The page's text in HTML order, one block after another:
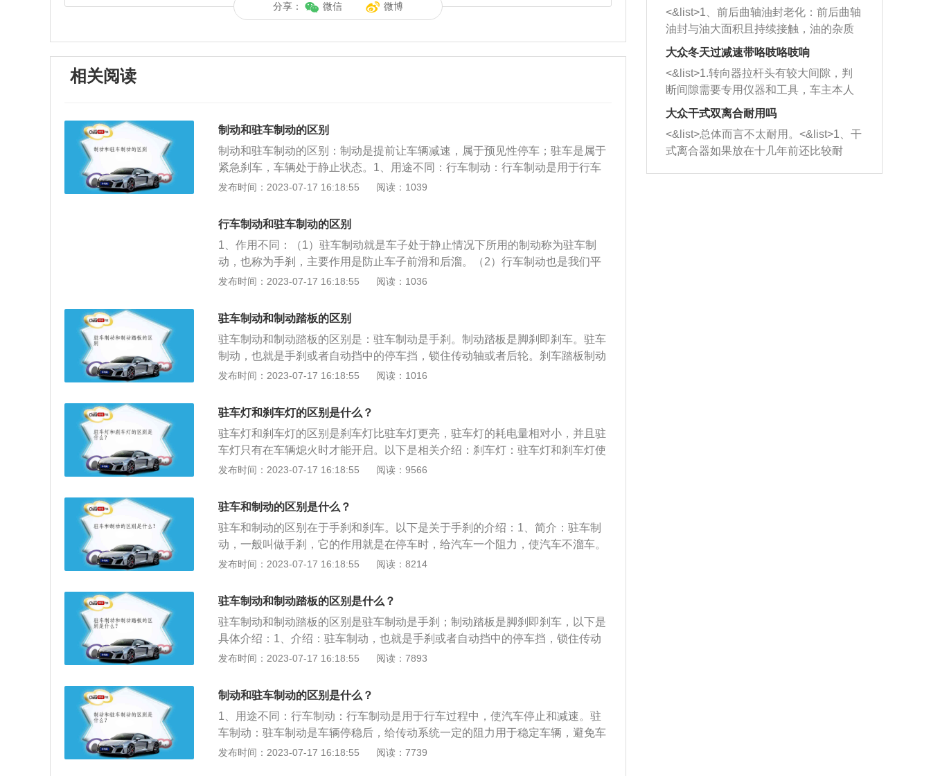
分享： 微信 微博
相关阅读
制动和驻车制动的区别
制动和驻车制动的区别：制动是提前让车辆减速，属于预见性停车；驻车是属于
紧急刹车，车辆处于静止状态。1、用途不同：行车制动：行车制动是用于行车
过程中，使汽车停止和减速。驻车制动：驻车制动是车辆停稳后，给传动系统一
成安全事故。2、阻力大小不同：因为驻车制动控制车辆静止不进行滑行，所以
驻车制动比行车制动过程中需要的阻力小。3、原理不同：驻车制动：在斜坡起
步时需要依靠驾驶者通过手动释放手制动或者熟练的油门、离合配合来舒畅起
步。行车制动：因为变速箱的存在，要根据不同的档位变速比不同做相应调节，
档位越高变速比越小。4、制动效果不同：驻车制动：只有两个后轮有刹车效
子都有刹车效果。5、操作不同：行车制动：行车制动需要使用脚刹，使得在前
进的过程中减速。驻车制动：驻车制动需要使用手刹或者自动档中的停车档，来
锁住传动轴或者后轮。
发布时间：2023-07-17 16:18:55 阅读：1039
行车制动和驻车制动的区别
1、作用不同：（1）驻车制动就是车子处于静止情况下所用的制动称为驻车制
动，也称为手刹，主要作用是防止车子前滑和后溜。（2）行车制动也是我们平
常所说的刹车，主要作用是减速和停车，行驶过程中所用的刹车称为行车制动。
或者熟练的油门、离合配合来舒畅起步。（2）行车制动因为变速箱的存在，要
根据不同的档位变速比不同做相应调节，档位越高变速比越小。3、制动效果不
同：（1）驻车制动只有两个后轮有刹车效果。（2）行车制动是车辆在行驶过程
中使用的制动，行车制动属于液压刹，四个轮子都有刹车效果。
发布时间：2023-07-17 16:18:55 阅读：1036
驻车制动和制动踏板的区别
驻车制动和制动踏板的区别是：驻车制动是手刹。制动踏板是脚刹即刹车。驻车
制动，也就是手刹或者自动挡中的停车挡，锁住传动轴或者后轮。刹车踏板制动
是驾驶员通过踩踏脚刹降低车辆的车速。以下是驻车制动的作用：1、AUTOHOL
控制单元通过离合器距离传感器，离合器捏合速度传感器，油门踏板传感器等提
供的信息通过计算，当驱动力大于行驶阻力时自动释放驻车制动，从而使汽车能
够平稳起步。3、在市区驾车时，面对频繁的塞车，启用AUTOHOLD自动驻车功
能，避免了停车再起步时造成的熄火现象。
发布时间：2023-07-17 16:18:55 阅读：1016
驻车灯和刹车灯的区别是什么？
驻车灯和刹车灯的区别是刹车灯比驻车灯更亮，驻车灯的耗电量相对小，并且驻
车灯只有在车辆熄火时才能开启。以下是相关介绍：刹车灯：驻车灯和刹车灯使
用的不是同一个灯泡，刹车灯的面积更大，并且光线穿透能力更强，和雾灯一
示宽灯是行车时开启。驻车灯通过转向灯控制杆开启，车辆熄火后拨动转向灯控
制杆即可开启。
发布时间：2023-07-17 16:18:55 阅读：9566
驻车和制动的区别是什么？
驻车和制动的区别在于手刹和刹车。以下是关于手刹的介绍：1、简介：驻车制
动，一般叫做手刹，它的作用就是在停车时，给汽车一个阻力，使汽车不溜车。
驻车制动，也就是手刹或者自动档中的停车档，锁住传动轴或者后轮。2、优
门、离合配合来舒畅起步。这一配置对于那些经常在城市里走走停停的车主来说
确实实用,同时也减少了大家由于麻痹大意造成的一些不必要的事故。
发布时间：2023-07-17 16:18:55 阅读：8214
驻车制动和制动踏板的区别是什么？
驻车制动和制动踏板的区别是驻车制动是手刹；制动踏板是脚刹即刹车，以下是
具体介绍：1、介绍：驻车制动，也就是手刹或者自动挡中的停车挡，锁住传动
轴或者后轮。刹车踏板制动是驾驶员通过踩踏脚刹降低车辆的车速。2、工作原
起动时，驻车控制单元通过离合器距离传感器，离合器捏合速度传感器，油门踏
板传感器等提供的信息通过计算，当驱动力大于行驶阻力时自动释放驻车制动，
从而使汽车能够平稳起步。在市区驾车时，面对频繁的塞车，启用AUTO-HOLD
自动驻车功能，避免了停车再起步时造成的熄火现象。
发布时间：2023-07-17 16:18:55 阅读：7893
制动和驻车制动的区别是什么？
1、用途不同：行车制动：行车制动是用于行车过程中，使汽车停止和减速。驻
车制动：驻车制动是车辆停稳后，给传动系统一定的阻力用于稳定车辆，避免车
辆在斜坡路面或者停车时产生不必要的滑行而造成安全事故。2、阻力大小不
发布时间：2023-07-17 16:18:55 阅读：7739
西取出来。但如果是因为积碳过多引起
的堵塞，就需要将三元催化器泡在草酸
洗剂对堵塞的情况得到解决，将清洗剂
放在燃油箱中，与燃油混合后，车辆启
动时，就可以和汽油一起进入到燃烧
室，最后形成废气排出，就可以让三元
催化器得到清洗，排气管堵塞的情况就
能够得到解决。
一圈半的练习，往右同样也要打相同的
圈数。 <&list>3、最后强调要反复练
习，这样就可以形成肌肉记忆，在真实
驾驶车辆时，不需要记忆也能打好方
向。
<&list>1、前后曲轴油封老化：前后曲轴
油封与油大面积且持续接触，油的杂质
和发动机内持续温度变化使其密封效果
逐渐减弱，导致渗油或漏油。<&list>2、
活塞间隙过大：积碳会使活塞环与缸体
的间隙扩大，导致机油流入燃烧室中，
造成烧机油。<&list>3、机油粘度。使用
机油粘度过小的话，同样会有烧机油现
象，机油粘度过小具有很好的流动性，
大众冬天过减速带咯吱咯吱响
<&list>1.转向器拉杆头有较大间隙，判
断间隙需要专用仪器和工具，车主本人
无法制作，需要将车辆送到修理厂或4s
店；<&list>2.车辆半轴套管防尘罩破
裂，破裂后会出现漏油现象，使半轴磨
损严重，磨损的半轴容易损坏，产生异
响；<&list>3.稳定器的转向胶套和球头
大众干式双离合耐用吗
<&list>总体而言不太耐用。<&list>1、干
式离合器如果放在十几年前还比较耐